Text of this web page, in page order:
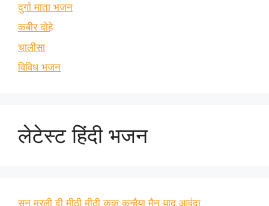
दुर्गा माता भजन
कबीर दोहे
चालीसा
विविध भजन
लेटेस्ट हिंदी भजन
सुन मुरली दी मीठी मीठी कुक कन्हैया मैनु याद आवंदा